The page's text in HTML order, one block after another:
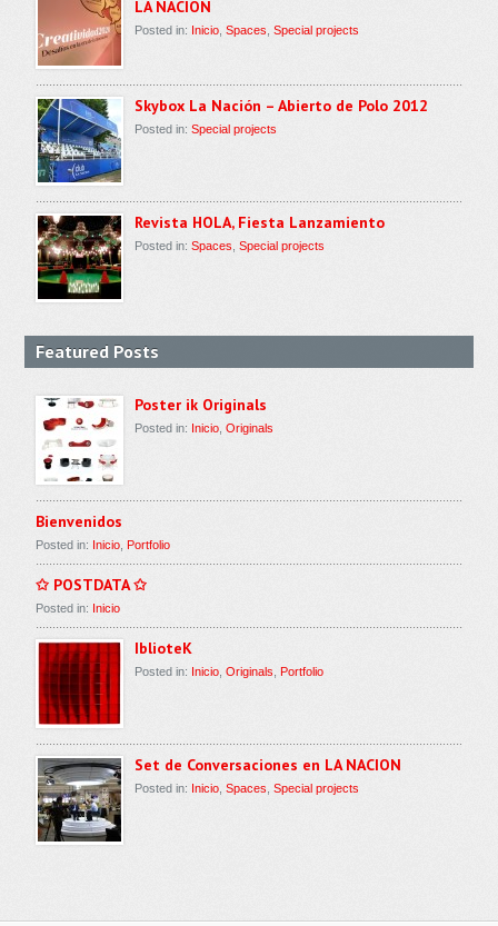
LA NACION
Posted in: Inicio ,Spaces ,Special projects
Skybox La Nación – Abierto de Polo 2012
Posted in:Special projects
Revista HOLA, Fiesta Lanzamiento
Posted in:Spaces ,Special projects
Featured Posts
Poster ik Originals
Posted in: Inicio ,Originals
Bienvenidos
Posted in: Inicio ,Portfolio
✩ POSTDATA ✩
Posted in: Inicio
IblioteK
Posted in: Inicio ,Originals Portfolio
Set de Conversaciones en LA NACION
Posted in: Inicio ,Spaces ,Special projects